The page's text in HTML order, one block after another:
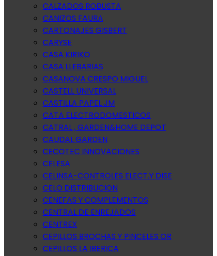
CALZADOS ROBUSTA
CANIZOS FAURA
CARTONAJES GISBERT
CARYSE
CASA KIRIKO
CASA LLEBARIAS
CASANOVA CRESPO MIGUEL
CASTELL UNIVERSAL
CASTILLA PAPEL JM
CATA ELECTRODOMESTICOS
CATRAL , GARDEN&HOME DEPOT
CAUDAL GARDEN
CECOTEC INNOVACIONES
CELESA
CELINSA-CONTROLES ELECT.Y DISE
CELO DISTRIBUCION
CENEFAS Y COMPLEMENTOS
CENTRAL DE ENREJADOS
CENTREX
CEPILLOS BROCHAS Y PINCELES OR
CEPILLOS LA IBERICA